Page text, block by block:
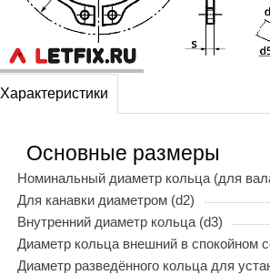
Характеристики
Основные размеры
Номинальный диаметр кольца (для
Для канавки диаметром (d2)
Внутренний диаметр кольца (d3)
Диаметр кольца внешний в спокойном
Диаметр разведённого кольца для